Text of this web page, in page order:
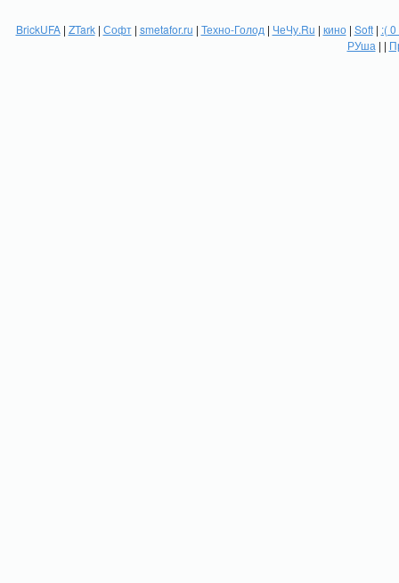
BrickUFA| ZTark| Софт| smetafor.ru | Техно-Голод | ЧеЧу.Ru | кино| Soft| :(
РУша | |